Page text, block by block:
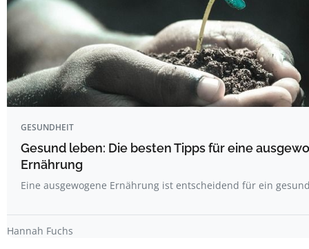
GESUNDHEIT
Gesund leben: Die besten Tipps für eine
Ernährung
Eine ausgewogene Ernährung ist entscheidend für ein
Hannah Fuchs